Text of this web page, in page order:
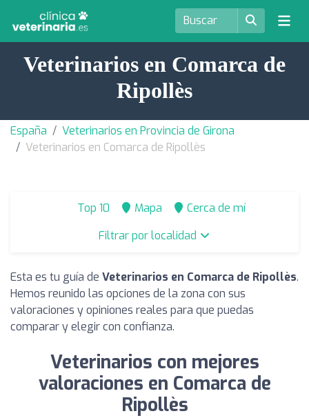
Veterinarios en Comarca de
Ripollès
España
Veterinarios en Provincia de Girona
Veterinarios en Comarca de Ripollès
Top 10 Mapa
Cerca de mí
Filtrar por localidad
Esta es tu guía de Veterinarios en Comarca de Ripollès.
Hemos reunido las opciones de la zona con sus
valoraciones y opiniones reales para que puedas
comparar y elegir con confianza.
Veterinarios con mejores
valoraciones en Comarca de
Ripollès